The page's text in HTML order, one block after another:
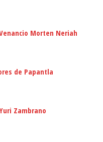
Morten Neriah
de Papantla
Zambrano